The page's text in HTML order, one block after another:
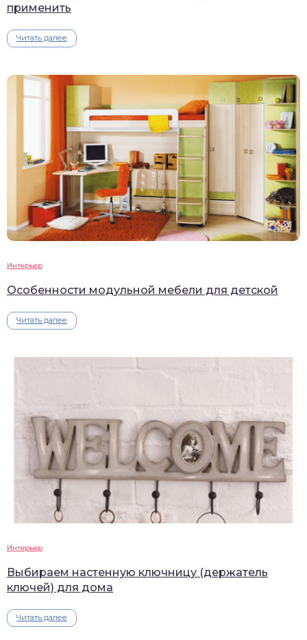
применить
Читать далее
Интерьер
Особенности модульной мебели для детской
Читать далее
Интерьер
Выбираем настенную ключницу (держатель
ключей) для дома
Читать далее